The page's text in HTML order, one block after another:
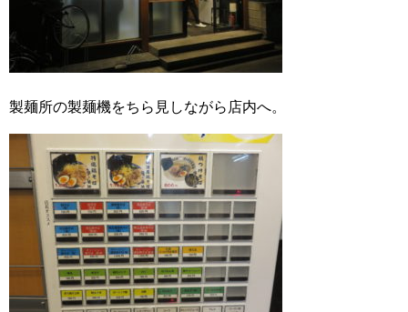
製麺所の製麺機をちら見しながら店内へ。